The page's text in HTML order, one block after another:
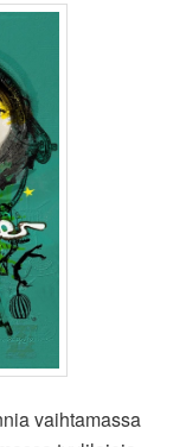
vaihtamassa